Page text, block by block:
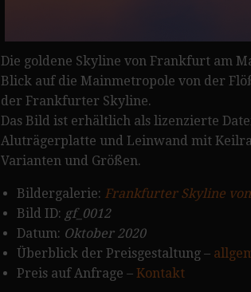
Die goldene Skyline von Frankfurt am
Blick auf die Mainmetropole von der
der Frankfurter Skyline.
Das Bild ist erhältlich als lizenzierte
Aluträgerplatte und Leinwand mit
Varianten und Größen.
Bildergalerie: Frankfurter Skyline
Bild ID: gf_0012
Datum: Oktober 2020
Überblick der Preisgestaltung –
Preis auf Anfrage – Kontakt